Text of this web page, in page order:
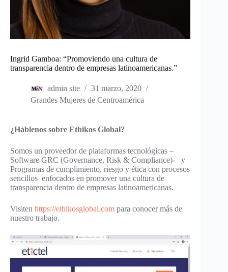
Ingrid Gamboa: “Promoviendo una cultura de
transparencia dentro de empresas latinoamericanas.”
admin site
31 marzo, 2020
Grandes Mujeres de Centroamérica
¿Háblenos sobre Ethikos Global?
Somos un proveedor de plataformas tecnológicas –
Software GRC (Governance, Risk & Compliance)- y
Programas de cumplimiento, riesgo y ética con procesos
sencillos enfocados en promover una cultura de
transparencia dentro de empresas latinoamericanas.
Visiten https://ethikosglobal.com para conocer más de
nuestro trabajo.